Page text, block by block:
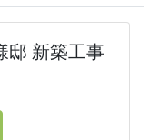
新築工事